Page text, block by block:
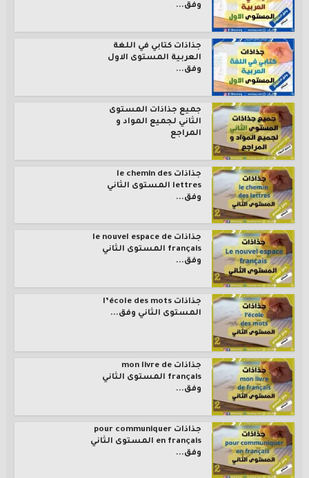
وفق...
جذاذات كتابي في اللغة
العربية المستوى الاول
وفق...
جميع جذاذات المستوى
الثاني لجميع المواد و
المراجع
جذاذات le chemin des
lettres المستوى الثاني
وفق...
جذاذات le nouvel espace de
français المستوى الثاني
وفق...
جذاذات l’école des mots
المستوى الثاني وفق...
جذاذات mon livre de
français المستوى الثاني
وفق...
جذاذات pour communiquer
en français المستوى الثاني
وفق...